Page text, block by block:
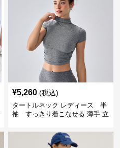
¥5,260 (税込)
タートルネック レディース 半
袖 すっきり着こなせる 薄手 立